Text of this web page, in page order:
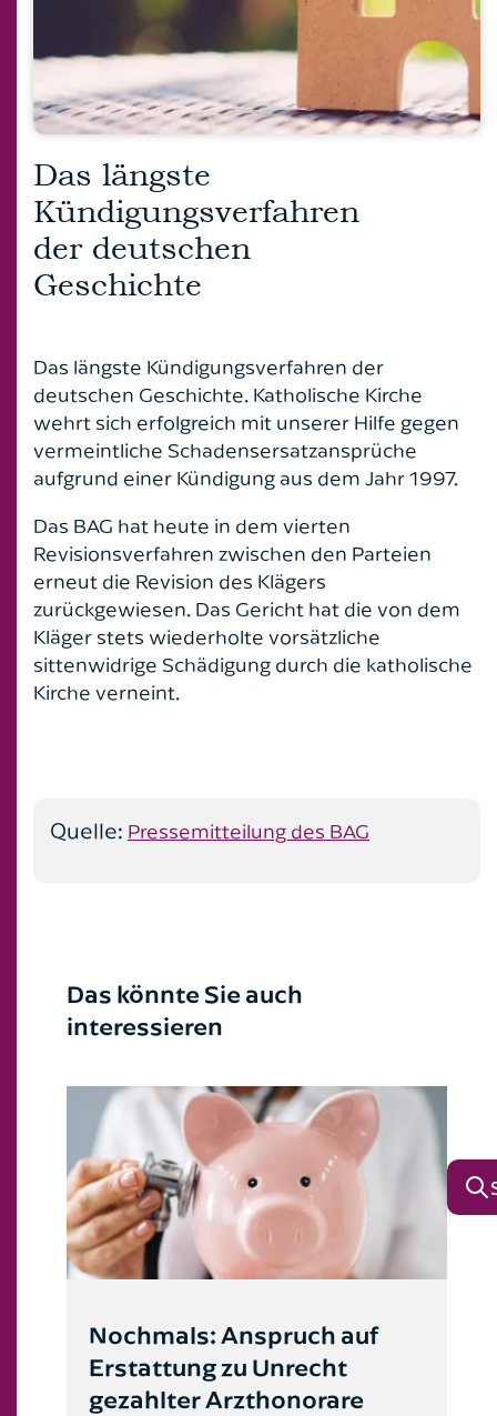
Florian Linten
Dr. Peter Küpperfahrenberg
Dr. Carsten Engel
Roland Rautenberger
Florian von der Burg
Friederike Pohl
Stefan Windscheif
Architektenrecht
Arzt- und Arzthaftungsrecht
Autokaufrecht
Bankrecht
Baurecht
Erbrecht
Familienrecht
Gesellschaftsrecht
Grundstücksrecht
Handelsrecht
Kaufrecht
Leasingrecht
Medizinrecht
Reiserecht
Strafrecht
Unfallrecht
Verkehrsstrafrecht
Versicherungsrecht
Vertragsrecht
Patientenverfügung, Vorsorgevollmacht und
Betreuungsverfügung
7 Fragen & Antworten zum Thema
Familienrecht
Verkehrs- und Ordnungswidrigkeitenrecht
Vier Fragen zum Scheidungstermin
Wissenswertes zur Abmahnung
Das längste
Kündigungsverfahren
der deutschen
Geschichte
Das längste Kündigungsverfahren der
deutschen Geschichte. Katholische Kirche
wehrt sich erfolgreich mit unserer Hilfe gegen
vermeintliche Schadensersatzansprüche
aufgrund einer Kündigung aus dem Jahr 1997.
Das BAG hat heute in dem vierten
Revisionsverfahren zwischen den Parteien
erneut die Revision des Klägers
zurückgewiesen. Das Gericht hat die von dem
Kläger stets wiederholte vorsätzliche
sittenwidrige Schädigung durch die katholische
Kirche verneint.
Quelle: Pressemitteilung des BAG
Das könnte Sie auch
interessieren
Nochmals: Anspruch auf
Erstattung zu Unrecht
gezahlter Arzthonorare
Ich bin bereits Mandant*in
Ich bin noch kein Mandant*in